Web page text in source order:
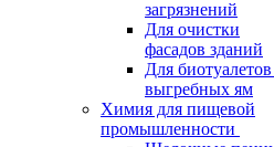
загрязнений
Для очистки
фасадов зданий
Для
выгребных ям
Химия для пищевой
промышленности